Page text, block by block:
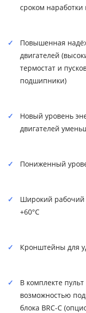
сроком наработки
Повышенная
двигателей
термостат и
подшипники)
Новый уровень
двигателей
Пониженный
Широкий рабочий
+60°С
Кронштейны для
В комплекте
возможностью
блока BRC-C